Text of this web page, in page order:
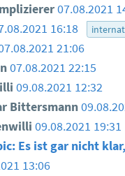
07.08.2021
16:18
21:06
07.08.2021 22:15
09.08.2021 12:32
Bittersmann
09.08.2021 19:31
Es ist gar nicht
13:06